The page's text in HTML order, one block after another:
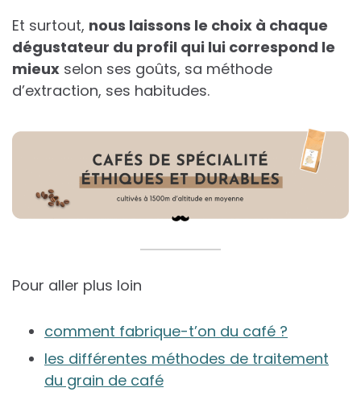
Et surtout, nous laissons le choix à chaque
dégustateur du profil qui lui correspond le
mieux selon ses goûts, sa méthode
d’extraction, ses habitudes.
Pour aller plus loin
comment fabrique-t’on du café ?
les différentes méthodes de traitement
du grain de café